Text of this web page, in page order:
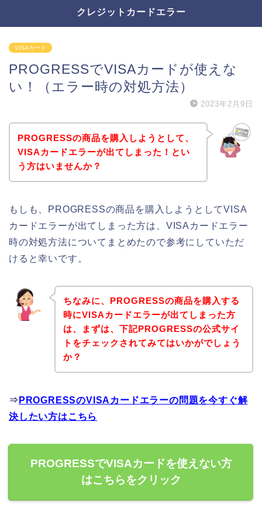
クレジットカードエラー
VISAカード
PROGRESSでVISAカードが使えな
い！（エラー時の対処方法）
2023年2月9日
PROGRESSの商品を購入しようとして、
VISAカードエラーが出てしまった！とい
う方はいませんか？
もしも、PROGRESSの商品を購入しようとしてVISA
カードエラーが出てしまった方は、VISAカードエラー
時の対処方法についてまとめたので参考にしていただ
けると幸いです。
ちなみに、PROGRESSの商品を購入する
時にVISAカードエラーが出てしまった方
は、まずは、下記PROGRESSの公式サイ
トをチェックされてみてはいかがでしょう
か？
⇒ PROGRESSのVISAカードエラーの問題を今すぐ解
決したい方はこちら
PROGRESSでVISAカードを使えない方
はこちらをクリック